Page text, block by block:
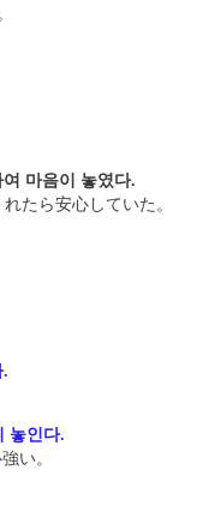
마음이 놓였다.
たら安心していた。
.
놓인다.
い。